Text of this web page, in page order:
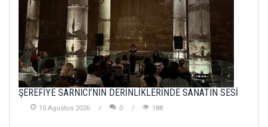
ŞEREFİYE SARNICI’NIN DERİNLİKLERİNDE SANATIN SESİ
10 Agustos 2026 0 188